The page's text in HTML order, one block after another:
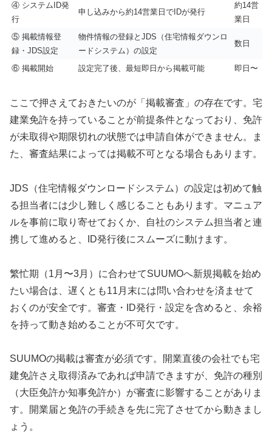
④ システムID発
行
申し込みから約14営業日でIDが発行
約14営
業日
⑤ 掲載情報登
録・JDS設定
物件情報の登録とJDS（住宅情報ダウンロ
ードシステム）の設定
数日
⑥ 掲載開始 設定完了後、最短即日から掲載可能 即日〜
ここで押さえておきたいのが「掲載審査」の存在です。宅
建業免許を持っていることが前提条件となっており、免許
が未取得や期限切れの状態では申請自体ができません。ま
た、審査結果によっては掲載不可となる場合もあります。
JDS（住宅情報ダウンロードシステム）の設定は初めて触
る担当者には少し難しく感じることもあります。マニュア
ルを事前に取り寄せておくか、自社のシステム担当者と連
携して進めると、ID発行後にスムーズに動けます。
繁忙期（1月〜3月）に合わせてSUUMOへ新規掲載を始め
たい場合は、遅くとも11月末には問い合わせを済ませて
おくのが安全です。審査・ID発行・設定を含めると、余裕
を持って動き始めることが不可欠です。
SUUMOの掲載は審査が必須です。開業直後の会社でも宅
建免許さえ取得済みであれば申請できますが、免許の種別
（大臣免許か知事免許か）が審査に影響することがありま
す。開業届と免許の手続きを先に完了させてから動きまし
ょう。